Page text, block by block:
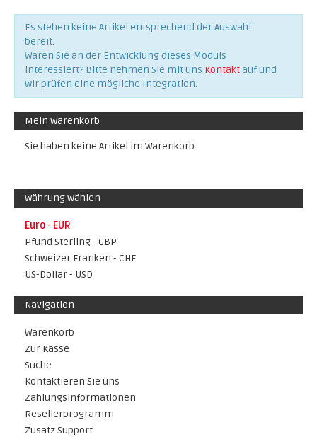
Es stehen keine Artikel entsprechend der Auswahl
bereit.
Wären Sie an der Entwicklung dieses Moduls
interessiert? Bitte nehmen Sie mit uns Kontakt auf und
wir prüfen eine mögliche Integration.
Mein Warenkorb
Sie haben keine Artikel im Warenkorb.
Währung wählen
Euro - EUR
Pfund Sterling - GBP
Schweizer Franken - CHF
US-Dollar - USD
Navigation
Warenkorb
Zur Kasse
Suche
Kontaktieren Sie uns
Zahlungsinformationen
Resellerprogramm
Zusatz Support